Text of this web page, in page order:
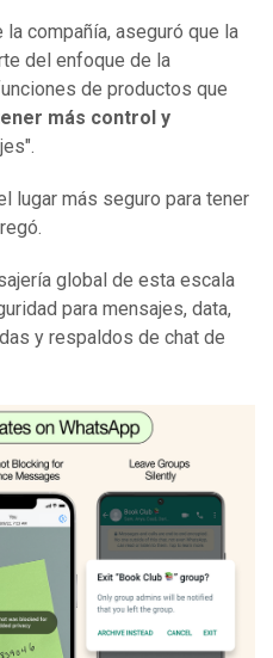
compañía, aseguró que la
del enfoque de la
de productos que
más control y
lugar más seguro para tener
global de esta escala
para mensajes, data,
y respaldos de chat de